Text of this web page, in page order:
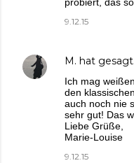
9.12.15
M. hat
Ich mag
den
auch noch nie
sehr gut! Das
Liebe Grüße,
Marie-Louise
9.12.15